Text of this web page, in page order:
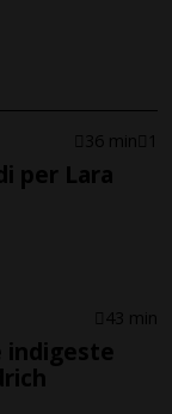
36 min 1
per Lara
43 min
indigeste